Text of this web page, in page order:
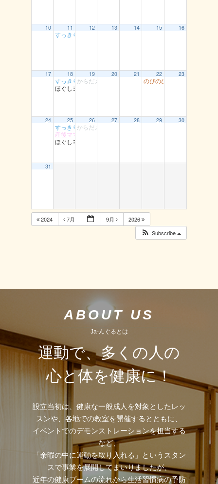
10 11
すっきり体操 湖南
12 13 14 15 16
17 18
すっきり体操 湖南
ほぐしヨガ 丸由
19
からだメンテナンス教室 湯梨浜
20 21 22
のびのび健康教室 青谷
23
24 25
すっきり体操 湖南
産後ママ・ボディリメイク
ほぐしヨガ 丸由
26
からだメンテナンス教室 湯梨浜
27 28 29 30
31
2024 7月 9月
2026
Subscribe
ABOUT US
Ja-んぐるとは
運動で、多くの人の
心と体を健康に！
設立当初は、健康な一般成人を対象としたレッ
スンや、各地での教室を開催するとともに、
イベントでのデモンストレーションを担当する
など、
「余暇の中に運動を取り入れる」というスタン
スで事業を展開してまいりましたが、
近年の健康ブームの流れから生活習慣病の予防